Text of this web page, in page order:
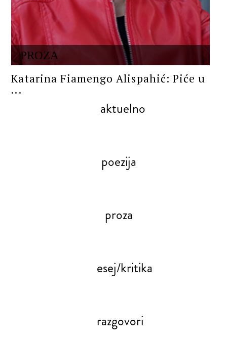
PROZA
Katarina Fiamengo Alispahić: Piće u
...
aktuelno
poezija
proza
esej/kritika
razgovori